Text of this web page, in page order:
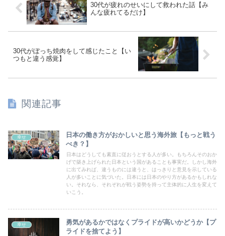
30代が疲れのせいにして救われた話【み
んな疲れてるだけ】
30代がぼっち焼肉をして感じたこと【い
つもと違う感覚】
関連記事
幸せ
日本の働き方がおかしいと思う海外旅【もっと戦う
べき？】
日本はどうしても素直に従おうとする人が多い。もちろんそのおか
げで築き上げられた日本という国があることも事実だ。しかし海外
に出てみれば、違うものには違うと、はっきりと意見を示している
人が多いことに気づいた。日本には日本のやり方があるかもしれな
い。それなら、それぞれが戦う姿勢を持って主体的に人生を変えて
いこう。
幸せ
勇気があるかではなくプライドが高いかどうか【プ
ライドを捨てよう】